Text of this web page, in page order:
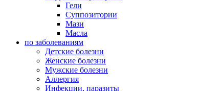
Гели
Суппозитории
Мази
Масла
по заболеваниям
Детские болезни
Женские болезни
Мужские болезни
Аллергия
Инфекции, паразиты